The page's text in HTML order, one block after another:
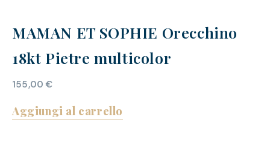
MAMAN ET SOPHIE Orecchino
18kt Pietre multicolor
155,00€
Aggiungi al carrello